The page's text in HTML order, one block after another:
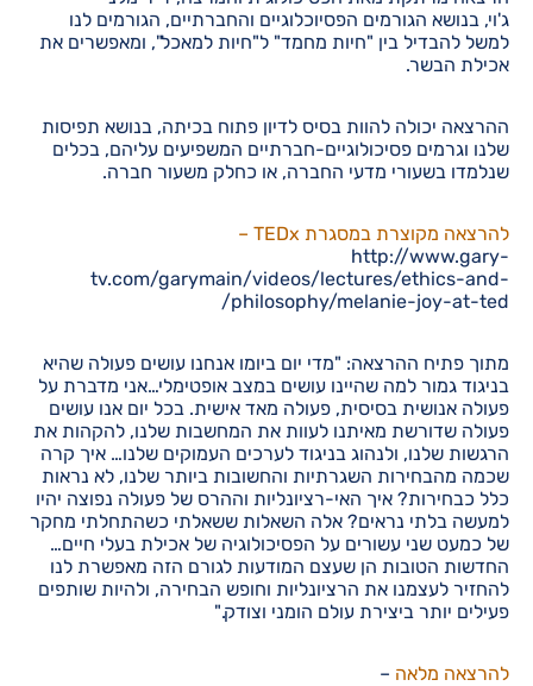
ג'וי, בנושא הגורמים הפסיוכלוגיים והחברתיים, הגורמים לנו
למשל להבדיל בין "חיות מחמד" ל"חיות למאכל", ומאפשרים את
אכילת הבשר.
ההרצאה יכולה להוות בסיס לדיון פתוח בכיתה, בנושא תפיסות
שלנו וגרמים פסיכולוגיים-חברתיים המשפיעים עליהם, בכלים
שנלמדו בשעורי מדעי החברה, או כחלק משעור חברה.
להרצאה מקוצרת במסגרת TEDx –
http://www.gary-
tv.com/garymain/videos/lectures/ethics-and-
philosophy/melanie-joy-at-ted/
מתוך פתיח ההרצאה: "מדי יום ביומו אנחנו עושים פעולה שהיא
בניגוד גמור למה שהיינו עושים במצב אופטימלי…אני מדברת על
פעולה אנושית בסיסית, פעולה מאד אישית. בכל יום אנו עושים
פעולה שדורשת מאיתנו לעוות את המחשבות שלנו, להקהות את
הרגשות שלנו, ולנהוג בניגוד לערכים העמוקים שלנו… איך קרה
שכמה מהבחירות השגרתיות והחשובות ביותר שלנו, לא נראות
כלל כבחירות? איך האי-רציונליות וההרס של פעולה נפוצה יהיו
למעשה בלתי נראים? אלה השאלות ששאלתי כשהתחלתי מחקר
של כמעט שני עשורים על הפסיכולוגיה של אכילת בעלי חיים…
החדשות הטובות הן שעצם המודעות לגורם הזה מאפשרת לנו
להחזיר לעצמנו את הרציונליות וחופש הבחירה, ולהיות שותפים
פעילים יותר ביצירת עולם הומני וצודק."
להרצאה מלאה –